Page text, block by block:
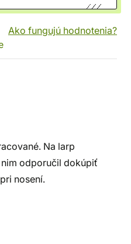
Ako fungujú hodnotenia?
Na larp
odporučil dokúpiť
nosení.